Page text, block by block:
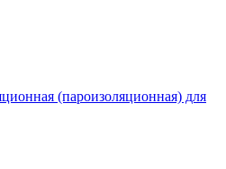
(пароизоляционная) для